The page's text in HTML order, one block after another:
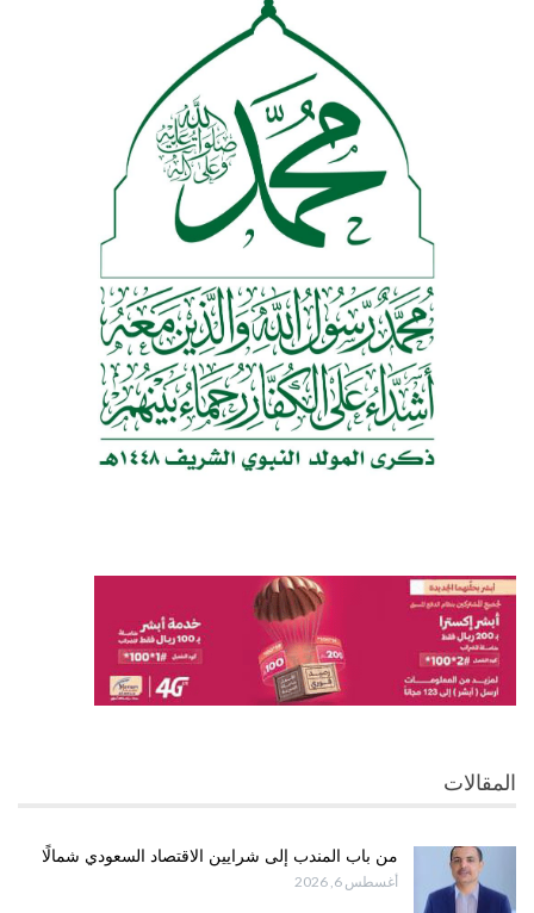
المقالات
من باب المندب إلى شرايين الاقتصاد السعودي شمالًا
أغسطس 6, 2026